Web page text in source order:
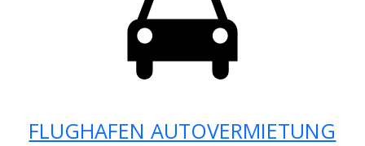
FLUGHAFEN AUTOVERMIETUNG